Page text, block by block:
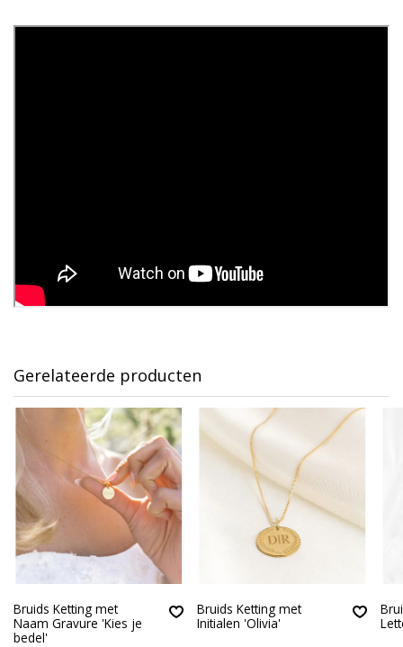
Gerelateerde producten
Bruids Ketting met
Naam Gravure 'Kies je
bedel'
Bruids Ketting met
Initialen 'Olivia'